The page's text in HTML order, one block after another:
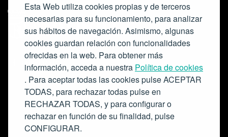
Esta Web utiliza cookies propias y de terceros
necesarias para su funcionamiento, para analizar
sus hábitos de navegación. Asimismo, algunas
cookies guardan relación con funcionalidades
ofrecidas en la web. Para obtener más
información, acceda a nuestra Política de cookies
. Para aceptar todas las cookies pulse ACEPTAR
TODAS, para rechazar todas pulse en
RECHAZAR TODAS, y para configurar o
rechazar en función de su finalidad, pulse
CONFIGURAR.
Colabora: